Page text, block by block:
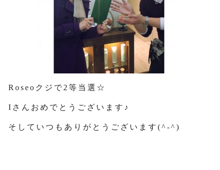
Roseoクジで2等当選☆
Iさんおめでとうございます♪
そしていつもありがとうございます(^-^)